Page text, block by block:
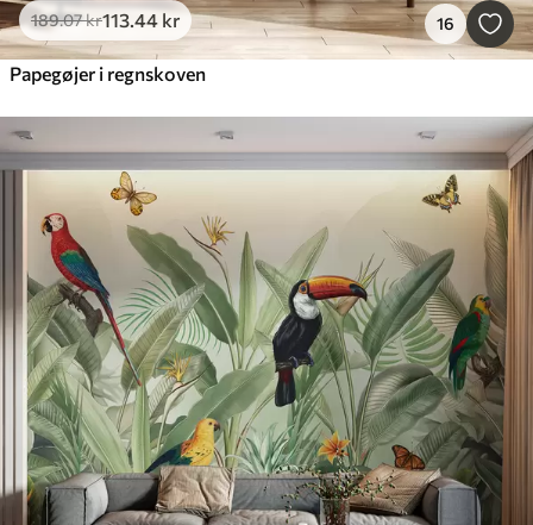
189.07kr113.44 kr 16
Papegøjer i regnskoven